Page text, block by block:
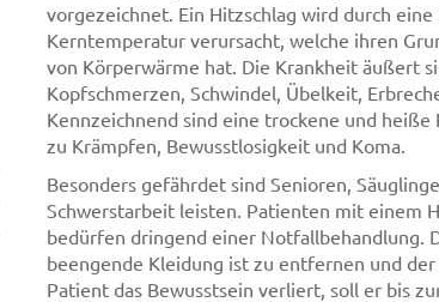
vorgezeichnet. Ein Hitzschlag wird durch
Kerntemperatur verursacht, welche ihren
von Körperwärme hat. Die Krankheit äußert
Kopfschmerzen, Schwindel, Übelkeit,
Kennzeichnend sind eine trockene und
zu Krämpfen, Bewusstlosigkeit und Koma.
Besonders gefährdet sind Senioren,
Schwerstarbeit leisten. Patienten mit einem
bedürfen dringend einer Notfallbehandlung.
beengende Kleidung ist zu entfernen und
Patient das Bewusstsein verliert, soll er bis